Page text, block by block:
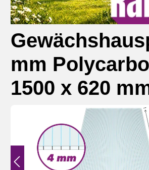
mm
1500 x 620
Bildergalerie überspringen